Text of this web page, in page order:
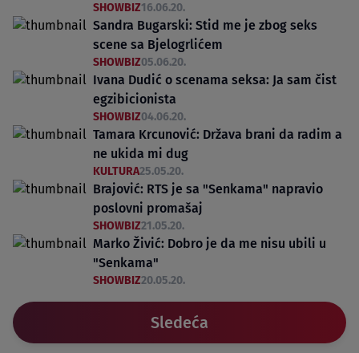
SHOWBIZ16.06.20.
Sandra Bugarski: Stid me je zbog seks
scene sa Bjelogrlićem
SHOWBIZ05.06.20.
Ivana Dudić o scenama seksa: Ja sam čist
egzibicionista
SHOWBIZ04.06.20.
Tamara Krcunović: Država brani da radim a
ne ukida mi dug
KULTURA25.05.20.
Brajović: RTS je sa "Senkama" napravio
poslovni promašaj
SHOWBIZ21.05.20.
Marko Živić: Dobro je da me nisu ubili u
"Senkama"
SHOWBIZ20.05.20.
Sledeća